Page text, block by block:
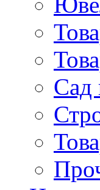
Сад